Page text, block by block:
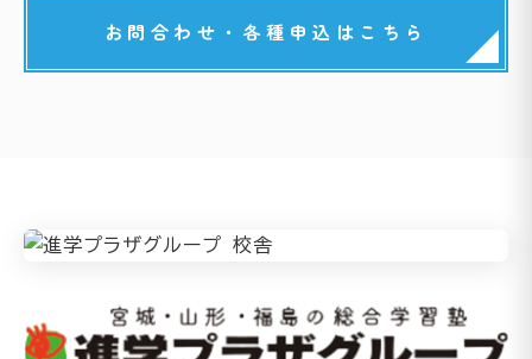
お問合わせ・各種申込はこちら